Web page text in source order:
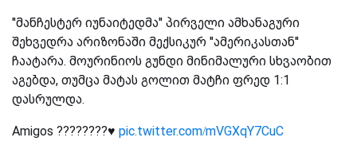
''მანჩესტერ იუნაიტედმა'' პირველი ამხანაგური
შეხვედრა არიზონაში მექსიკურ ''ამერიკასთან''
ჩაატარა. მოურინიოს გუნდი მინიმალური სხვაობით
აგებდა, თუმცა მატას გოლით მატჩი ფრედ 1:1
დასრულდა.
Amigos ????????♥️ pic.twitter.com/mVGXqY7CuC